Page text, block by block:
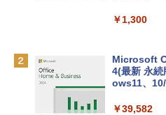
eTime HD
￥137,800
ンケース
￥1,300
Microsoft
4(最新 永
ows11、
￥39,582